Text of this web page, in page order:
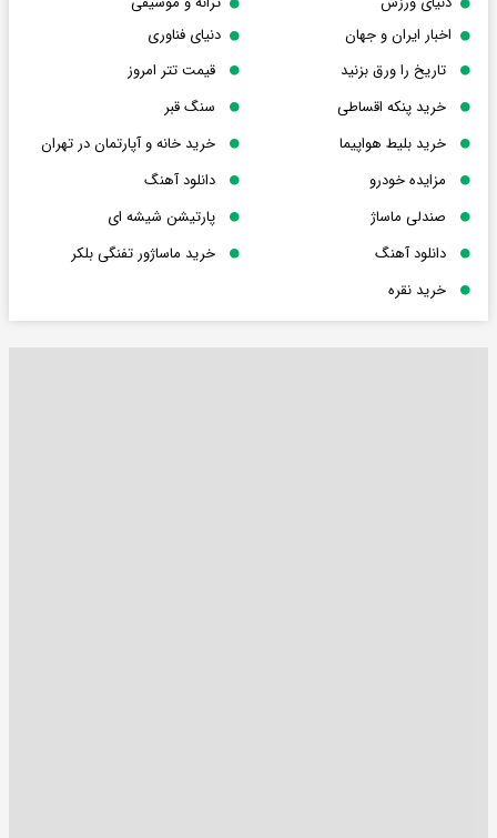
اخبار ایران و جهان
دنیای فناوری
تاریخ را ورق بزنید
قیمت تتر امروز
خرید پنکه اقساطی
سنگ قبر
خرید بلیط هواپیما
خرید خانه و آپارتمان در تهران
مزایده خودرو
دانلود آهنگ
صندلی ماساژ
پارتیشن شیشه ای
دانلود آهنگ
خرید ماساژور تفنگی بلکر
خرید نقره